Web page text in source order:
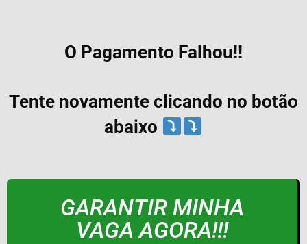
O Pagamento Falhou!!
Tente novamente clicando no botão
abaixo
GARANTIR MINHA
VAGA AGORA!!!